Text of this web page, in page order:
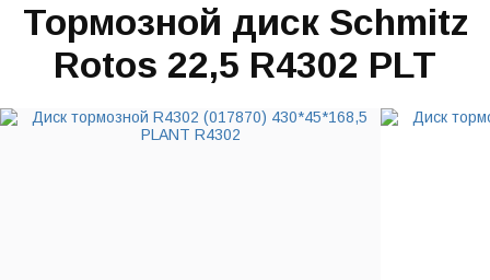
Тормозной диск Schmitz
Rotos 22,5 R4302 PLT